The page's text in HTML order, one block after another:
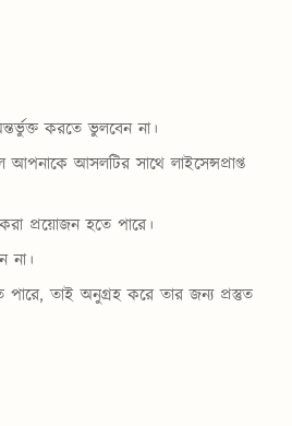
করতে ভুলবেন না।
আসলটির সাথে লাইসেন্সপ্রাপ্ত
প্রয়োজন হতে পারে।
না।
তাই অনুগ্রহ করে তার জন্য প্রস্তুত